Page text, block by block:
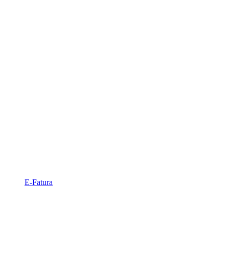
E-Fatura